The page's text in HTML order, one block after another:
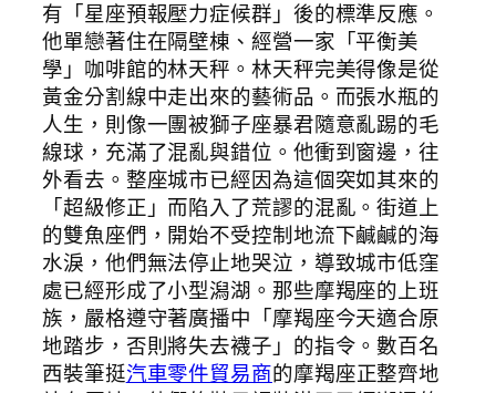
有「星座預報壓力症候群」後的標準反應。
他單戀著住在隔壁棟、經營一家「平衡美
學」咖啡館的林天秤。林天秤完美得像是從
黃金分割線中走出來的藝術品。而張水瓶的
人生，則像一團被獅子座暴君隨意亂踢的毛
線球，充滿了混亂與錯位。他衝到窗邊，往
外看去。整座城市已經因為這個突如其來的
「超級修正」而陷入了荒謬的混亂。街道上
的雙魚座們，開始不受控制地流下鹹鹹的海
水淚，他們無法停止地哭泣，導致城市低窪
處已經形成了小型潟湖。那些摩羯座的上班
族，嚴格遵守著廣播中「摩羯座今天適合原
地踏步，否則將失去襪子」的指令。數百名
西裝筆挺汽車零件貿易商的摩羯座正整齊地